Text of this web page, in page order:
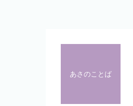
あさのことば